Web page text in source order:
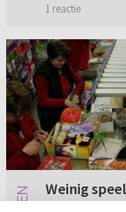
1 reactie
Weinig